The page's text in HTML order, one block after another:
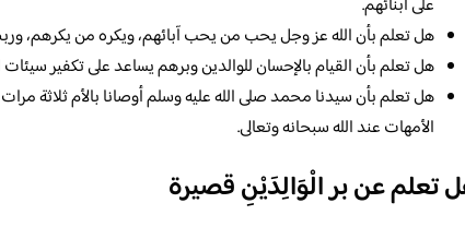
على أبنائهم.
هل تعلم بأن الله عز وجل يحب من يحب آبائهم، ويكره من يكرهم،
هل تعلم بأن القيام بالإحسان للوالدين وبرهم يساعد على تكفير سيئات
هل تعلم بأن سيدنا محمد صلى الله عليه وسلم أوصانا بالأم ثلاثة
الأمهات عند الله سبحانه وتعالى.
تعلم عن بر الْوَالِدَيْنِ قصيرة